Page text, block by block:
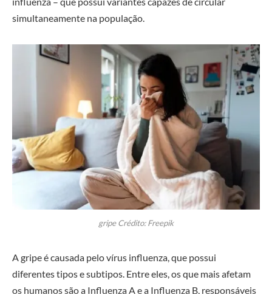
simultaneamente na população.
gripe Crédito: Freepik
A gripe é causada pelo vírus influenza, que possui
diferentes tipos e subtipos. Entre eles, os que mais afetam
os humanos são a Influenza A e a Influenza B, responsáveis